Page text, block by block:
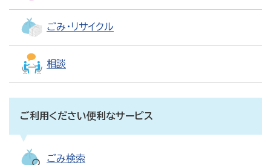
ごみ・リサイクル
相談
ご利用ください便利なサービス
ごみ検索